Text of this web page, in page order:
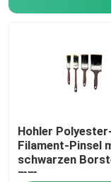
Nachfüllbarer
Malerbürste
Hohler
Filament-Pinsel
schwarzen
mm